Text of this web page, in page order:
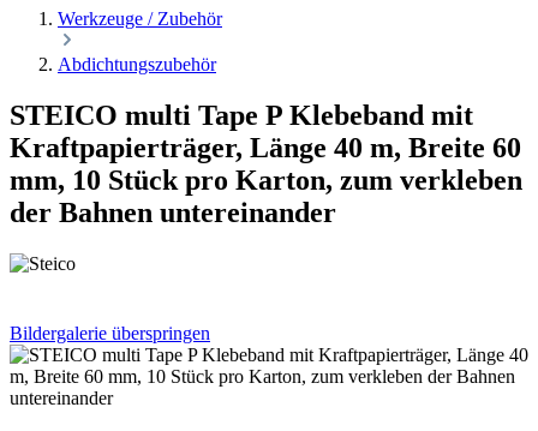
Werkzeuge / Zubehör
Abdichtungszubehör
STEICO multi Tape P Klebeband mit
Kraftpapierträger, Länge 40 m, Breite 60
mm, 10 Stück pro Karton, zum verkleben
der Bahnen untereinander
Bildergalerie überspringen